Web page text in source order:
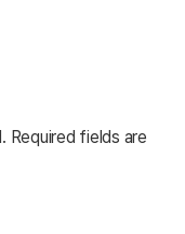
Required fields are